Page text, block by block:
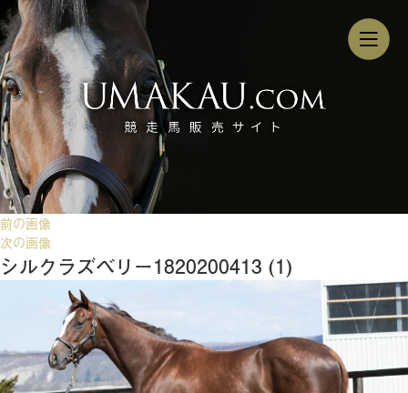
前の画像
次の画像
シルクラズベリー1820200413 (1)